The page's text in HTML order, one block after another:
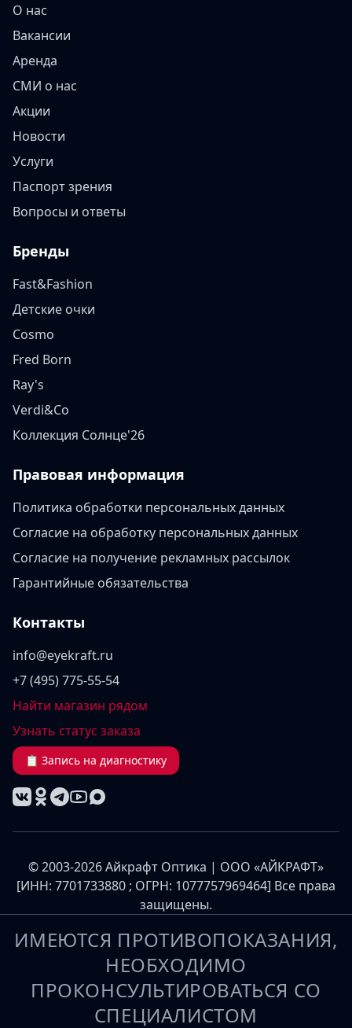
О нас
Вакансии
Аренда
СМИ о нас
Акции
Новости
Услуги
Паспорт зрения
Вопросы и ответы
Бренды
Fast&Fashion
Детские очки
Cosmo
Fred Born
Ray's
Verdi&Co
Коллекция Солнце'26
Правовая информация
Политика обработки персональных данных
Согласие на обработку персональных данных
Согласие на получение рекламных рассылок
Гарантийные обязательства
Контакты
info@eyekraft.ru
+7 (495) 775-55-54
Найти магазин рядом
Узнать статус заказа
📋 Запись на диагностику
© 2003-2026 Айкрафт Оптика | ООО «АЙКРАФТ»
[ИНН: 7701733880 ; ОГРН: 1077757969464] Все права
защищены.
ИМЕЮТСЯ ПРОТИВОПОКАЗАНИЯ,
НЕОБХОДИМО
ПРОКОНСУЛЬТИРОВАТЬСЯ СО
СПЕЦИАЛИСТОМ